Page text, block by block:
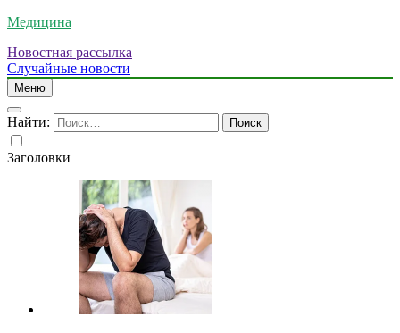
Медицина
Новостная рассылка
Случайные новости
Меню
Найти:
Заголовки